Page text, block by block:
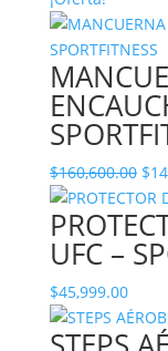
$160,600.00 El
era:
$
UFC –
$45,999.00